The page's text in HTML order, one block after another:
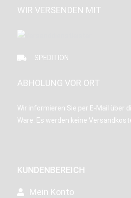
WIR VERSENDEN MIT
SPEDITION
ABHOLUNG VOR ORT
Wir informieren Sie per E-Mail über
Ware. Es werden keine
KUNDENBEREICH
Mein Konto